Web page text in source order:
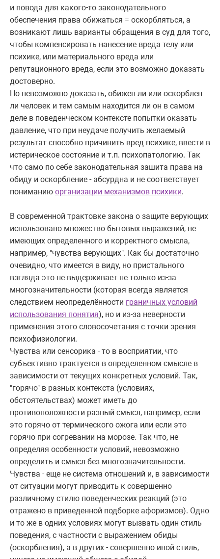
и повода для какого-то законодательного
обеспечения права обижаться = оскорбляться, а
возникают лишь варианты обращения в суд для того,
чтобы компенсировать нанесение вреда телу или
психике, или материального вреда или
репутационного вреда, если это возможно доказать
достоверно.
Но невозможно доказать, обижен ли или оскорблен
ли человек и тем самым находится ли он в самом
деле в поведенческом контексте попытки оказать
давление, что при неудаче получить желаемый
результат способно причинить вред психике, ввести в
истерическое состояние и т.п. психопатологию. Так
что само по себе законодательная зашита права на
обиду и оскорбление - абсурдна и не соответствует
пониманию организации механизмов психики.
В современной трактовке закона о защите верующих
использовано множество бытовых выражений, не
имеющих определенного и корректного смысла,
например, "чувства верующих". Как бы достаточно
очевидно, что имеется в виду, но пристального
взгляда это не выдерживает не только из-за
многозначительности (которая всегда является
следствием неопределённости граничных условий
использования понятия), но и из-за неверности
применения этого словосочетания с точки зрения
психофизиологии.
Чувства или сенсорика - то в восприятии, что
субъективно трактуется в определенном смысле в
зависимости от текущих конкретных условий. Так,
"горячо" в разных контекста (условиях,
обстоятельствах) может иметь до
противоположности разный смысл, например, если
это горячо от термического ожога или если это
горячо при согревании на морозе. Так что, не
определяя особенности условий, невозможно
определить и смысл без многозначительности.
Чувства - еще не система отношений и, в зависимости
от ситуации могут приводить к совершенно
различному стилю поведенческих реакций (это
отражено в приведенной подборке афоризмов). Одно
и то же в одних условиях могут вызвать один стиль
поведения, с частности с выражением обиды
(оскорбления), а в других - совершенно иной стиль,